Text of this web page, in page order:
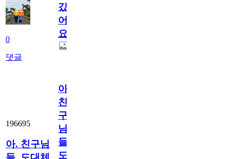
0
댓글
갔
어
요.
196695
아. 친구님
아.
친
구
님
들.
도